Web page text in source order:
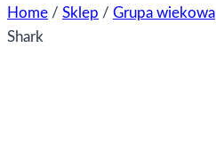
Home / Sklep / Grupa wiekowa
Shark